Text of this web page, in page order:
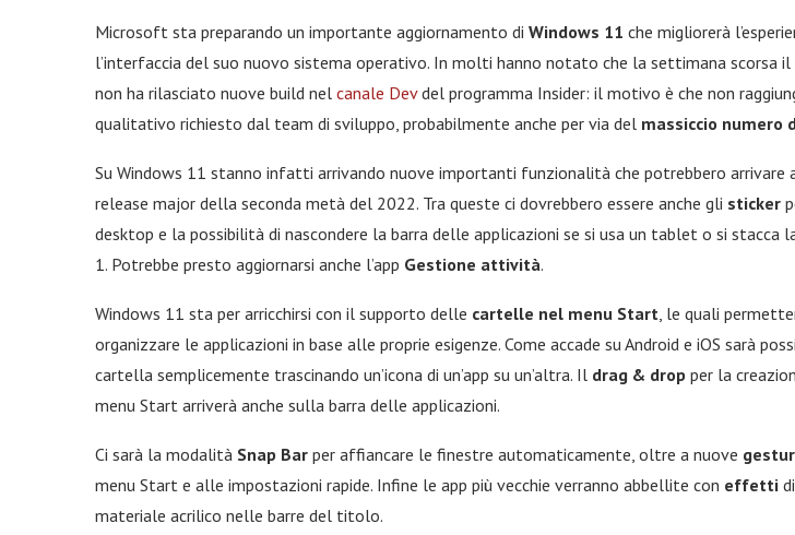
Microsoft sta preparando un importante aggiornamento di Windows 11 che migliorerà
l’interfaccia del suo nuovo sistema operativo. In molti hanno notato che la settimana scorsa il
non ha rilasciato nuove build nel canale Devdel programma Insider: il motivo è che non
qualitativo richiesto dal team di sviluppo, probabilmente anche per via del massiccio numero
Su Windows 11 stanno infatti arrivando nuove importanti funzionalità che potrebbero arrivare
release major della seconda metà del 2022. Tra queste ci dovrebbero essere anche gli sticker
desktop e la possibilità di nascondere la barra delle applicazioni se si usa un tablet o si stacca
1. Potrebbe presto aggiornarsi anche l’app Gestione attività.
Windows 11 sta per arricchirsi con il supporto delle cartelle nel menu Start , le quali
organizzare le applicazioni in base alle proprie esigenze. Come accade su Android e iOS sarà
cartella semplicemente trascinando un’icona di un’app su un’altra. Il drag & drop per la
menu Start arriverà anche sulla barra delle applicazioni.
Ci sarà la modalità Snap Bar per affiancare le finestre automaticamente, oltre a nuove
menu Start e alle impostazioni rapide. Infine le app più vecchie verranno abbellite con effetti
materiale acrilico nelle barre del titolo.